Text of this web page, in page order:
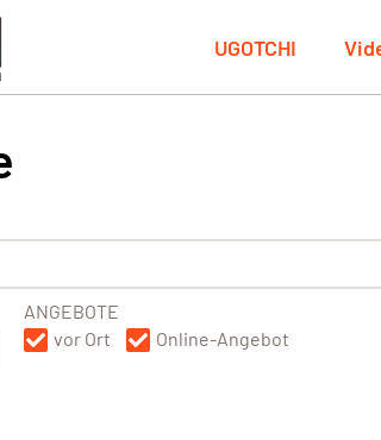
UGOTCHI
ANGEBOTE
vor Ort
Online-Angebot